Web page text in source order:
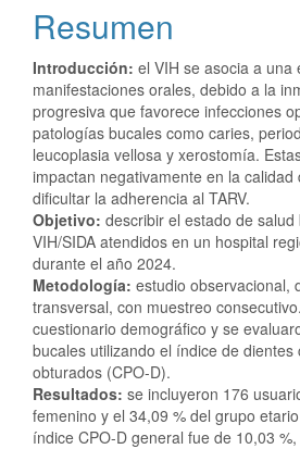
Resumen
Introducción: el VIH se asocia a
manifestaciones orales, debido a la
progresiva que favorece infecciones
patologías bucales como caries,
leucoplasia vellosa y xerostomía.
impactan negativamente en la calidad
dificultar la adherencia al TARV.
Objetivo: describir el estado de
VIH/SIDA atendidos en un hospital
durante el año 2024.
Metodología: estudio observacional,
transversal, con muestreo
cuestionario demográfico y se
bucales utilizando el índice de
obturados (CPO-D).
Resultados: se incluyeron 176
femenino y el 34,09 % del grupo
índice CPO-D general fue de 10,03